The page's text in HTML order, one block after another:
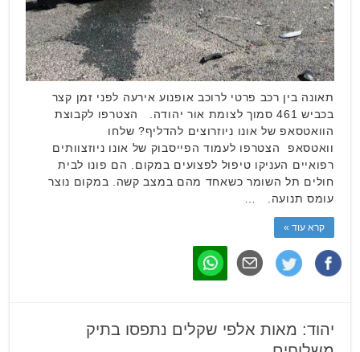
תאונה בין רכב פרטי לרוכב אופנוע אירעה לפני זמן קצר
בכביש 461 סמוך לצומת אור יהודה. הצטרפו לקבוצת
הוואטסאפ של אונו ניוזרוצים להדליף? שלחו
וואטסאפ הצטרפו לעמוד הפייסבוק של אונו ניוזצוותים
רפואיים העניקו טיפול לפצועים במקום. הם פונו לבית
חולים תל השומר כשאחד מהם במצב קשה. במקום נוצר
עומס תנועה. …
קרא עוד »
יהוד: מאות אלפי שקלים נתפסו בתיק